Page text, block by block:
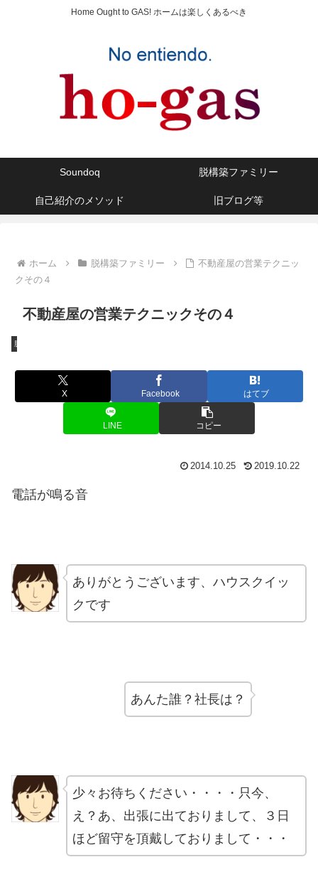
Home Ought to GAS! ホームは楽しくあるべき
Soundoq 脱構築ファミリー
自己紹介のメソッド 旧ブログ等
ホーム 脱構築ファミリー
不動産屋の営業テクニッ
クその４
不動産屋の営業テクニックその４
脱構築ファミリー
X Facebook はてブ
LINE コピー
2014.10.25 2019.10.22
電話が鳴る音
ありがとうございます、ハウスクイッ
クです
あんた誰？社長は？
少々お待ちください・・・・只今、
え？あ、出張に出ておりまして、３日
ほど留守を頂戴しておりまして・・・